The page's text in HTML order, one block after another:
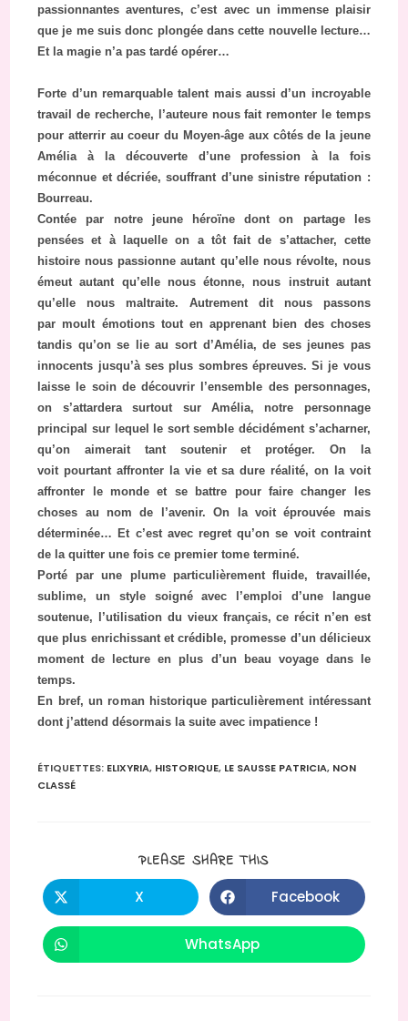
passionnantes aventures, c’est avec un immense plaisir
que je me suis donc plongée dans cette nouvelle lecture…
Et la magie n’a pas tardé opérer…
Forte d’un remarquable talent mais aussi d’un incroyable
travail de recherche, l’auteure nous fait remonter le temps
pour atterrir au coeur du Moyen-âge aux côtés de la jeune
Amélia à la découverte d’une profession à la fois
méconnue et décriée, souffrant d’une sinistre réputation :
Bourreau.
Contée par notre jeune héroïne dont on partage les
pensées et à laquelle on a tôt fait de s’attacher, cette
histoire nous passionne autant qu’elle nous révolte, nous
émeut autant qu’elle nous étonne, nous instruit autant
qu’elle nous maltraite. Autrement dit nous passons
par moult émotions tout en apprenant bien des choses
tandis qu’on se lie au sort d’Amélia, de ses jeunes pas
innocents jusqu’à ses plus sombres épreuves. Si je vous
laisse le soin de découvrir l’ensemble des personnages,
on s’attardera surtout sur Amélia, notre personnage
principal sur lequel le sort semble décidément s’acharner,
qu’on aimerait tant soutenir et protéger. On la
voit pourtant affronter la vie et sa dure réalité, on la voit
affronter le monde et se battre pour faire changer les
choses au nom de l’avenir. On la voit éprouvée mais
déterminée… Et c’est avec regret qu’on se voit contraint
de la quitter une fois ce premier tome terminé.
Porté par une plume particulièrement fluide, travaillée,
sublime, un style soigné avec l’emploi d’une langue
soutenue, l’utilisation du vieux français, ce récit n’en est
que plus enrichissant et crédible, promesse d’un délicieux
moment de lecture en plus d’un beau voyage dans le
temps.
En bref, un roman historique particulièrement intéressant
dont j’attend désormais la suite avec impatience !
ÉTIQUETTES: ELIXYRIA, HISTORIQUE, LE SAUSSE PATRICIA, NON
CLASSÉ
PLEASE SHARE THISPARTAGER
Ouvrir
dans
une
X Ouvrir
dans
une
Facebook
Ouvrir
dans
WhatsApp